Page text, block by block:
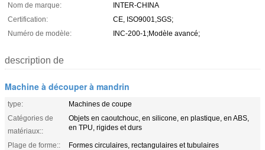
Nom de marque:
INTER-CHINA
Certification:
CE, ISO9001,SGS;
Numéro de modèle:
INC-200-1;Modèle avancé;
description de
Machine à découper à mandrin
type:
Machines de coupe
Catégories de
matériaux::
Objets en caoutchouc, en silicone, en plastique, en ABS,
en TPU, rigides et durs
Plage de forme:: Formes circulaires, rectangulaires et tubulaires